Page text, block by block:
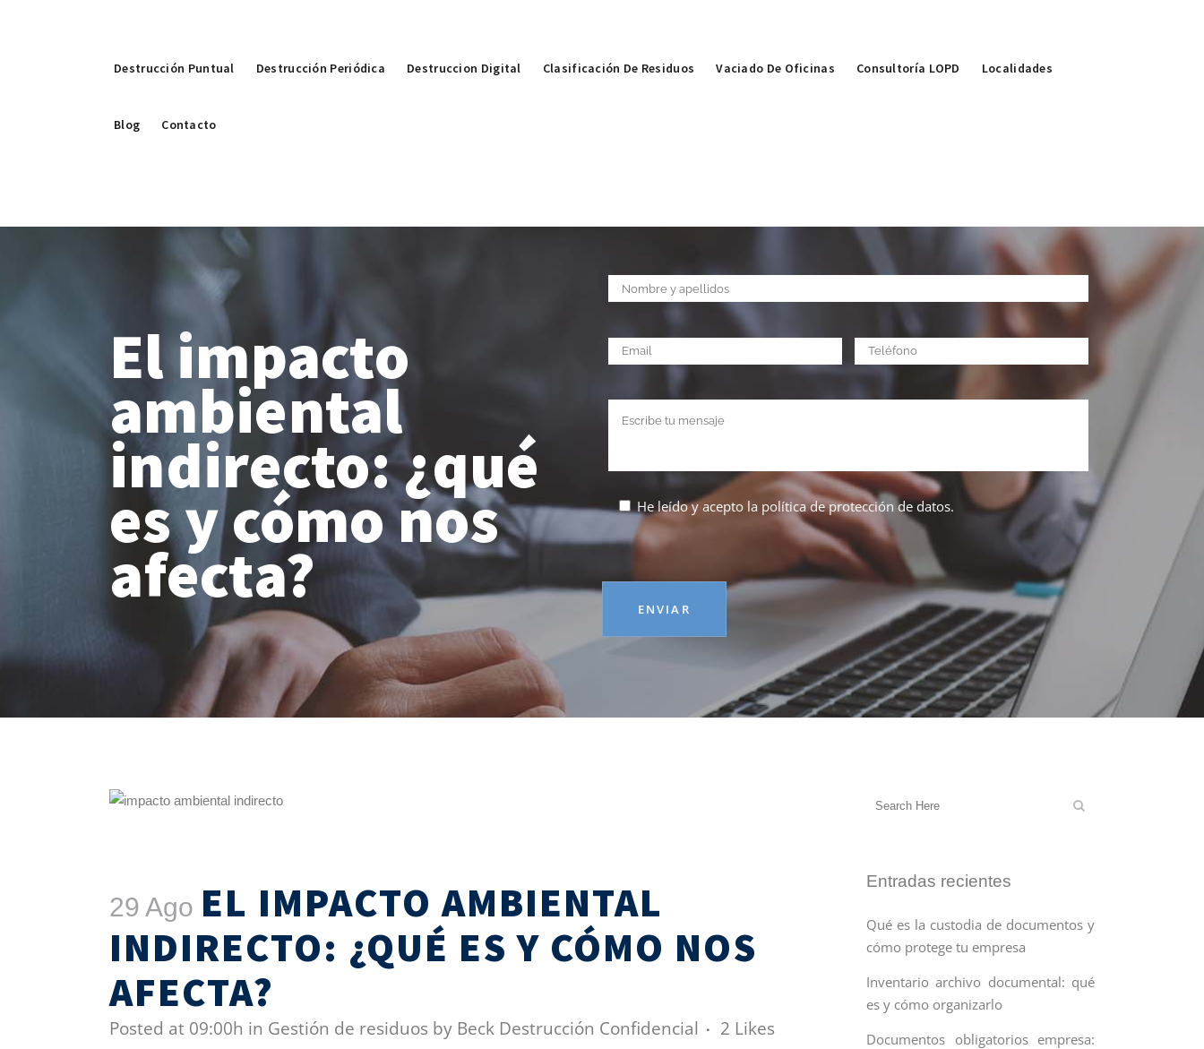
Destrucción Puntual Destrucción Periódica Destruccion Digital Clasificación De Residuos Vaciado De Oficinas Consultoría LOPD Localidades
Blog Contacto
El impacto
ambiental
indirecto: ¿qué
es y cómo nos
afecta?
He leído y acepto la política de protección de datos.
29 Ago EL IMPACTO AMBIENTAL
INDIRECTO: ¿QUÉ ES Y CÓMO NOS
AFECTA?
Posted at 09:00h in Gestión de residuos by Beck Destrucción Confidencial 2 Likes
Entradas recientes
Qué es la custodia de documentos y
cómo protege tu empresa
Inventario archivo documental: qué
es y cómo organizarlo
Documentos obligatorios empresa: